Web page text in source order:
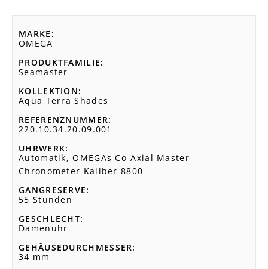
MARKE
OMEGA
PRODUKTFAMILIE
Seamaster
KOLLEKTION
Aqua Terra Shades
REFERENZNUMMER
220.10.34.20.09.001
UHRWERK
Automatik, OMEGAs Co-Axial Master
Chronometer Kaliber 8800
GANGRESERVE
55 Stunden
GESCHLECHT
Damenuhr
GEHÄUSEDURCHMESSER
34 mm